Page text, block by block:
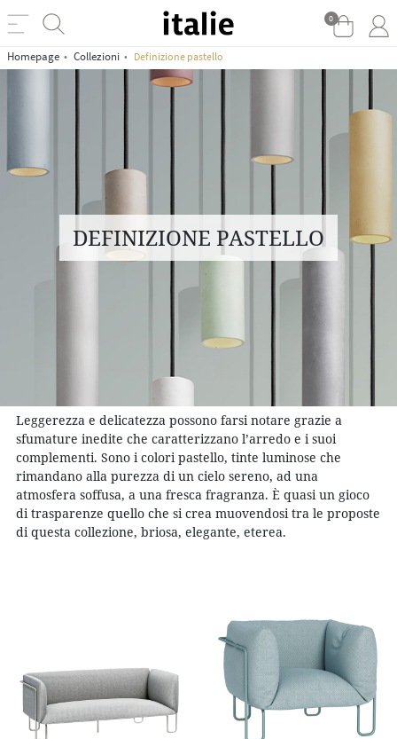
0
Homepage Collezioni Definizione pastello
DEFINIZIONE PASTELLO
Leggerezza e delicatezza possono farsi notare grazie a
sfumature inedite che caratterizzano l’arredo e i suoi
complementi. Sono i colori pastello, tinte luminose che
rimandano alla purezza di un cielo sereno, ad una
atmosfera soffusa, a una fresca fragranza. È quasi un gioco
di trasparenze quello che si crea muovendosi tra le proposte
di questa collezione, briosa, elegante, eterea.